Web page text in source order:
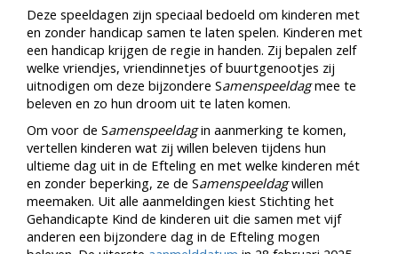
Deze speeldagen zijn speciaal bedoeld om kinderen met
en zonder handicap samen te laten spelen. Kinderen met
een handicap krijgen de regie in handen. Zij bepalen zelf
welke vriendjes, vriendinnetjes of buurtgenootjes zij
uitnodigen om deze bijzondere Samenspeeldagmee te
beleven en zo hun droom uit te laten komen.
Om voor de Samenspeeldagin aanmerking te komen,
vertellen kinderen wat zij willen beleven tijdens hun
ultieme dag uit in de Efteling en met welke kinderen mét
en zonder beperking, ze de Samenspeeldagwillen
meemaken. Uit alle aanmeldingen kiest Stichting het
Gehandicapte Kind de kinderen uit die samen met vijf
anderen een bijzondere dag in de Efteling mogen